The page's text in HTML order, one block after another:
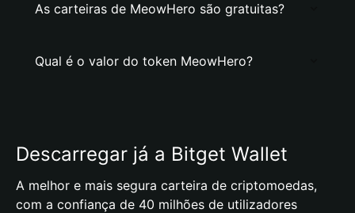
As carteiras de MeowHero são gratuitas?
Qual é o valor do token MeowHero?
Descarregar já a Bitget Wallet
A melhor e mais segura carteira de criptomoedas,
com a confiança de 40 milhões de utilizadores